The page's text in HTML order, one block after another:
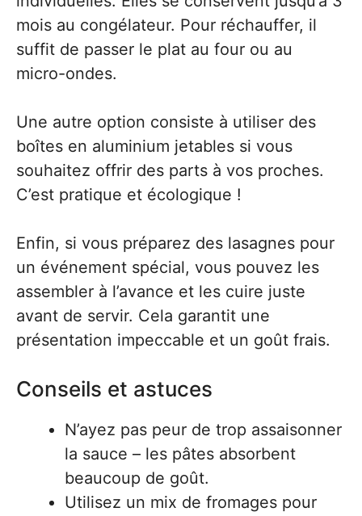
mois au congélateur. Pour réchauffer, il
suffit de passer le plat au four ou au
micro-ondes.
Une autre option consiste à utiliser des
boîtes en aluminium jetables si vous
souhaitez offrir des parts à vos proches.
C’est pratique et écologique !
Enfin, si vous préparez des lasagnes pour
un événement spécial, vous pouvez les
assembler à l’avance et les cuire juste
avant de servir. Cela garantit une
présentation impeccable et un goût frais.
Conseils et astuces
N’ayez pas peur de trop assaisonner
la sauce – les pâtes absorbent
beaucoup de goût.
Utilisez un mix de fromages pour